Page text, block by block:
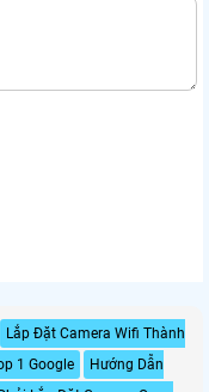
Lắp Đặt Camera Wifi Thành
1 Google
Hướng Dẫn